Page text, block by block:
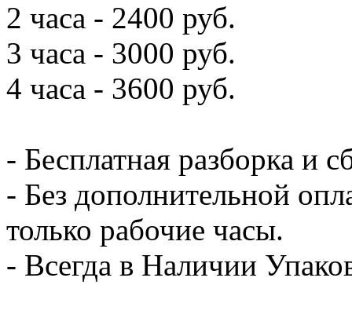
2 часа - 2400 руб.
3 часа - 3000 руб.
4 часа - 3600 руб.
- Бесплатная разборка и
- Без дополнительной
только рабочие часы.
- Всегда в Наличии